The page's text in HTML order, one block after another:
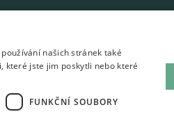
AKUSTICKÁ ŘEŠENÍVYBAVENÍ
Obecné podmíny
našich stránek také
které jste jim poskytli nebo které
FUNKČNÍ SOUBORY